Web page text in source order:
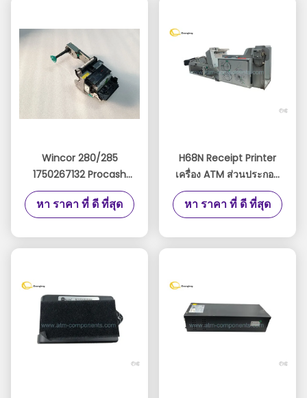
Wincor 280/285
1750267132 Procash
280N TP28 (P3 + M1 +
H2) เครื่องพิมพ์ใบเสร็จ 80
หา ราคา ที่ ดี ที่สุด
H68N Receipt Printer
เครื่อง ATM ส่วนประกอบ
TRP-003R Duablity สูง
หา ราคา ที่ ดี ที่สุด